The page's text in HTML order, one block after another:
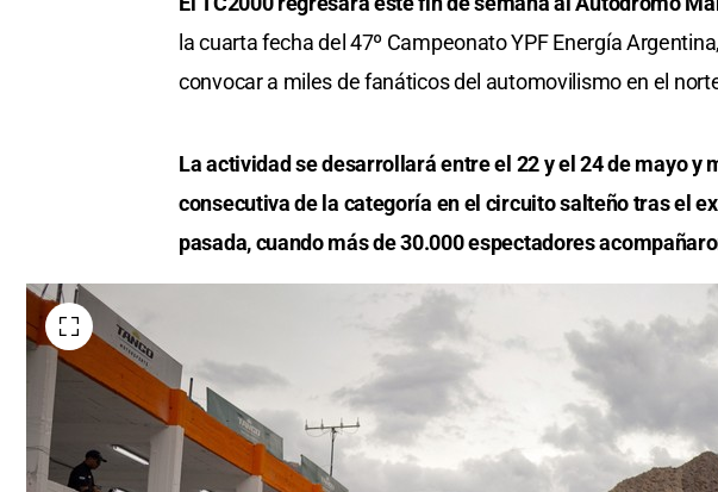
la cuarta fecha del 47º Campeonato YPF Energía
convocar a miles de fanáticos del automovilismo en el
La actividad se desarrollará entre el 22 y el 24 de mayo y
consecutiva de la categoría en el circuito salteño tras el
pasada, cuando más de 30.000 espectadores